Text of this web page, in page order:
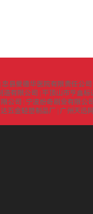
忠县爱德华医院有限责任公司
造有限公司 平顶山市亨鑫标
公司 宁波纷奇刷业有限公司
五金轻塑制品厂 广州天迅